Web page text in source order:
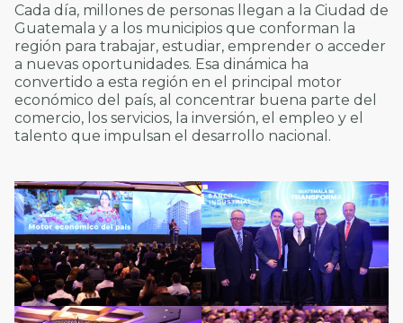
Cada día, millones de personas llegan a la Ciudad de
Guatemala y a los municipios que conforman la
región para trabajar, estudiar, emprender o acceder
a nuevas oportunidades. Esa dinámica ha
convertido a esta región en el principal motor
económico del país, al concentrar buena parte del
comercio, los servicios, la inversión, el empleo y el
talento que impulsan el desarrollo nacional.